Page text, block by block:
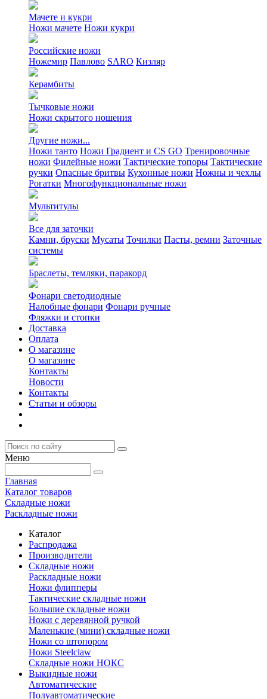
Мачете и кукри
Ножи мачете Ножи кукри
Российские ножи
Ножемир Павлово SARO Кизляр
Керамбиты
Тычковые ножи
Ножи скрытого ношения
Другие ножи...
Ножи танто Ножи Градиент и CS GO Тренировочные
ножи Филейные ножи Тактические топоры Тактические
ручки Опасные бритвы Кухонные ножи Ножны и чехлы
Рогатки Многофункциональные ножи
Мультитулы
Все для заточки
Камни, бруски Мусаты Точилки Пасты, ремни Заточные
системы
Браслеты, темляки, паракорд
Фонари светодиодные
Налобные фонари Фонари ручные
Фляжки и стопки
Доставка
Оплата
О магазине
О магазине
Контакты
Новости
Контакты
Статьи и обзоры
Меню
Главная
Каталог товаров
Складные ножи
Раскладные ножи
Каталог
Распродажа
Производители
Складные ножи
Раскладные ножи
Ножи флипперы
Тактические складные ножи
Большие складные ножи
Ножи с деревянной ручкой
Маленькие (мини) складные ножи
Ножи со штопором
Ножи Steelclaw
Складные ножи НОКС
Выкидные ножи
Автоматические
Полуавтоматические